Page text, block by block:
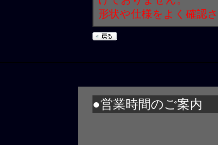
形状や仕様をよく確認
●営業時間のご案内